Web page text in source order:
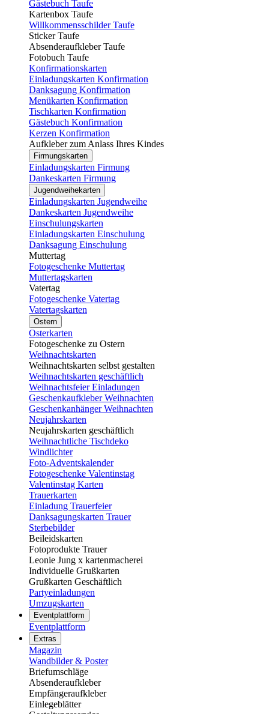
Gästebuch Taufe
Kartenbox Taufe
Willkommensschilder Taufe
Sticker Taufe
Absenderaufkleber Taufe
Fotobuch Taufe
Konfirmationskarten
Einladungskarten Konfirmation
Danksagung Konfirmation
Menükarten Konfirmation
Tischkarten Konfirmation
Gästebuch Konfirmation
Kerzen Konfirmation
Aufkleber zum Anlass Ihres Kindes
Firmungskarten
Einladungskarten Firmung
Dankeskarten Firmung
Jugendweihekarten
Einladungskarten Jugendweihe
Dankeskarten Jugendweihe
Einschulungskarten
Einladungskarten Einschulung
Danksagung Einschulung
Muttertag
Fotogeschenke Muttertag
Muttertagskarten
Vatertag
Fotogeschenke Vatertag
Vatertagskarten
Ostern
Osterkarten
Fotogeschenke zu Ostern
Weihnachtskarten
Weihnachtskarten selbst gestalten
Weihnachtskarten geschäftlich
Weihnachtsfeier Einladungen
Geschenkaufkleber Weihnachten
Geschenkanhänger Weihnachten
Neujahrskarten
Neujahrskarten geschäftlich
Weihnachtliche Tischdeko
Windlichter
Foto-Adventskalender
Fotogeschenke Valentinstag
Valentinstag Karten
Trauerkarten
Einladung Trauerfeier
Danksagungskarten Trauer
Sterbebilder
Beileidskarten
Fotoprodukte Trauer
Leonie Jung x kartenmacherei
Individuelle Grußkarten
Grußkarten Geschäftlich
Partyeinladungen
Umzugskarten
Eventplattform
Eventplattform
Extras
Magazin
Wandbilder & Poster
Briefumschläge
Absenderaufkleber
Empfängeraufkleber
Einlegeblätter